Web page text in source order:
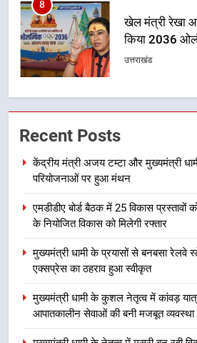
1
केंद्रीय मंत्री
धामी की बैठक,
हुआ मंथन
उत्तराखंड
2
उत्तराखंड
मुख्यमंत्री धामी
स्टेशन पर
ठहराव हुआ
उत्तराखंड
मुख्यमंत्री
यात्रा में
सेवाओं की बनी
Recent Posts
केंद्रीय मंत्री अजय टम्टा और मुख्यमंत्री
परियोजनाओं पर हुआ मंथन
एमडीडीए बोर्ड बैठक में 25 विकास प्रस्तावों
के नियोजित विकास को मिलेगी रफ्तार
मुख्यमंत्री धामी के प्रयासों से बनबसा
एक्सप्रेस का ठहराव हुआ स्वीकृत
मुख्यमंत्री धामी के कुशल नेतृत्व में कांवड़
आपातकालीन सेवाओं की बनी मजबूत व्यवस्था